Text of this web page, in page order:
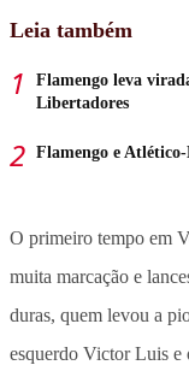
Leia também
Flamengo leva
Libertadores
Flamengo e
O primeiro tempo em
muita marcação e
duras, quem levou a
esquerdo Victor Luis e